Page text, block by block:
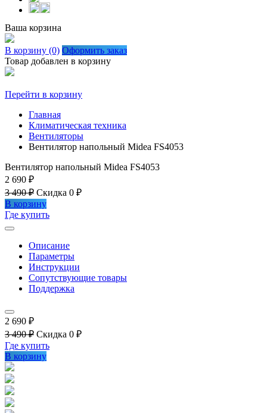
Ваша корзина
В корзину (0) Оформить заказ
Товар добавлен в корзину
Перейти в корзину
Главная
Климатическая техника
Вентиляторы
Вентилятор напольный Midea FS4053
Вентилятор напольный Midea FS4053
2 690 ₽
3 490 ₽ Скидка 0 ₽
В корзину
Где купить
Описание
Параметры
Инструкции
Сопутствующие товары
Поддержка
2 690 ₽
3 490 ₽ Скидка 0 ₽
Где купить
В корзину